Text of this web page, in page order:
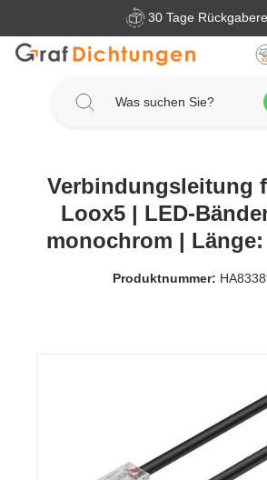
Zum Hauptinhalt springen30 Tage
Verbindungsleitung
Loox5 | LED-
monochrom | Länge:
Produktnummer: